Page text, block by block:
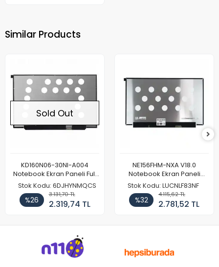
Similar Products
Sold Out
KD160N06-30NI-A004
Notebook Ekran Paneli Full
HD
Stok Kodu: 6DJHYNMQCS
%26
3.131,70 TL
2.319,74 TL
NE156FHM-NXA V18.0
Notebook Ekran Paneli
144Hz
Stok Kodu: LUCNLF83NF
%32
4.115,62 TL
2.781,52 TL